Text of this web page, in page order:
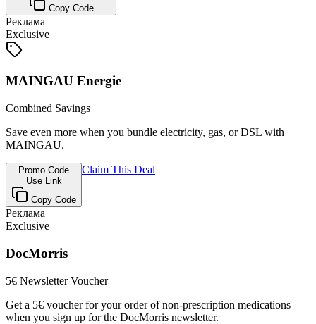
Copy Code
Реклама
Exclusive
MAINGAU Energie
Combined Savings
Save even more when you bundle electricity, gas, or DSL with
MAINGAU.
Promo Code
Use Link
Copy Code
Claim This Deal
Реклама
Exclusive
DocMorris
5€ Newsletter Voucher
Get a 5€ voucher for your order of non-prescription medications
when you sign up for the DocMorris newsletter.